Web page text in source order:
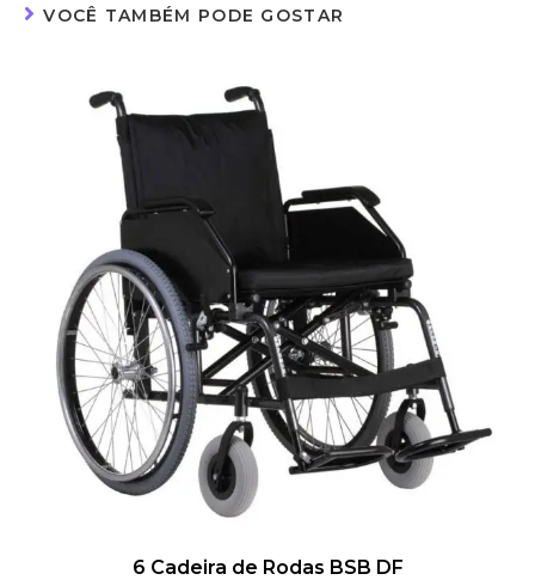
VOCÊ TAMBÉM PODE GOSTAR
6 Cadeira de Rodas BSB DF